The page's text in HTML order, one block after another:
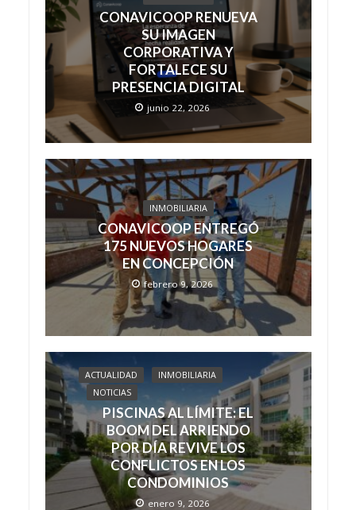
CONAVICOOP RENUEVA
SU IMAGEN
CORPORATIVA Y
FORTALECE SU
PRESENCIA DIGITAL
junio 22, 2026
INMOBILIARIA
CONAVICOOP ENTREGÓ
175 NUEVOS HOGARES
EN CONCEPCIÓN
febrero 9, 2026
ACTUALIDAD
INMOBILIARIA
NOTICIAS
PISCINAS AL LÍMITE: EL
BOOM DEL ARRIENDO
POR DÍA REVIVE LOS
CONFLICTOS EN LOS
CONDOMINIOS
enero 9, 2026